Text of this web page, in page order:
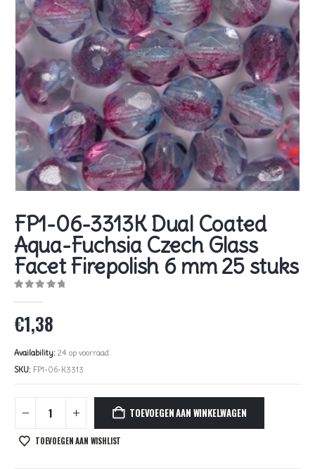
FP1-06-3313K Dual Coated
Aqua-Fuchsia Czech Glass
Facet Firepolish 6 mm 25 stuks
€1,38
Availability: 24 op voorraad
SKU: FP1-06-K3313
TOEVOEGEN AAN WINKELWAGEN
TOEVOEGEN AAN WISHLIST